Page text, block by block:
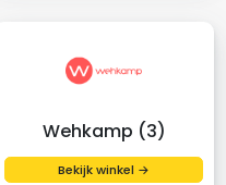
Wehkamp (3)
Bekijk winkel →